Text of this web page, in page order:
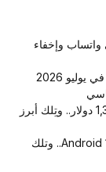
وإخفاء
ارتفاع في السعر| آيفون 18 برو يأتي بسعر 1,399 دولار.. وتِلك أبرز
لأجهزة Pixel| بشكل رسمي “جوجل” تطلق Android 17.. وتلك